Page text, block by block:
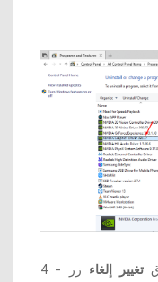
تغيير إلغاء